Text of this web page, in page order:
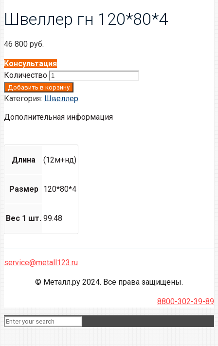
Швеллер гн 120*80*4
46 800 руб.
Консультация
Количество
Добавить в корзину
Категория: Швеллер
Дополнительная информация
Длина (12м+нд)
Размер 120*80*4
Вес 1 шт. 99.48
service@metall123.ru
© Металл.ру 2024. Все права защищены.
8800-302-39-89